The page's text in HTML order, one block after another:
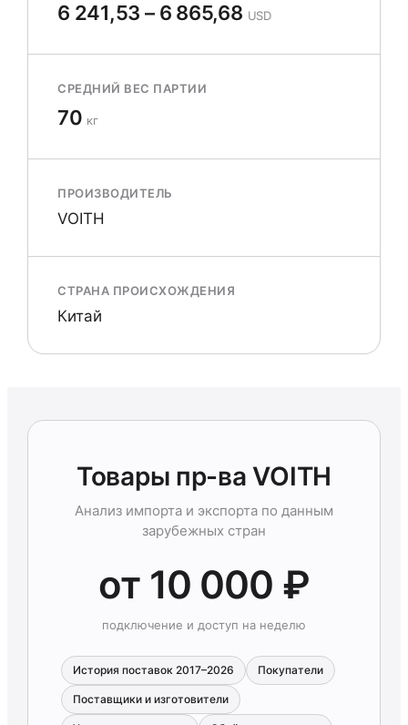
6 241,53 – 6 865,68 USD
СРЕДНИЙ ВЕС ПАРТИИ
70 кг
ПРОИЗВОДИТЕЛЬ
VOITH
СТРАНА ПРОИСХОЖДЕНИЯ
Китай
Товары пр-ва VOITH
Анализ импорта и экспорта по данным
зарубежных стран
от 10 000 ₽
подключение и доступ на неделю
История поставок 2017–2026 Покупатели
Поставщики и изготовители